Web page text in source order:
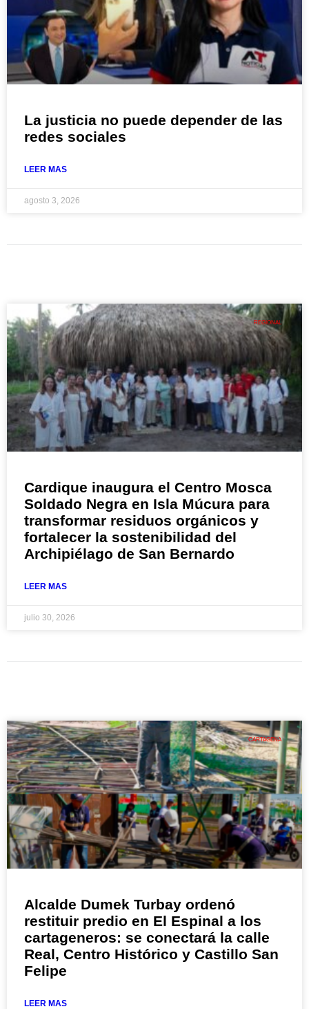
La justicia no puede depender de las
redes sociales
LEER MAS
agosto 3, 2026
REGIONAL
Cardique inaugura el Centro Mosca
Soldado Negra en Isla Múcura para
transformar residuos orgánicos y
fortalecer la sostenibilidad del
Archipiélago de San Bernardo
LEER MAS
julio 30, 2026
CARTAGENA
Alcalde Dumek Turbay ordenó
restituir predio en El Espinal a los
cartageneros: se conectará la calle
Real, Centro Histórico y Castillo San
Felipe
LEER MAS